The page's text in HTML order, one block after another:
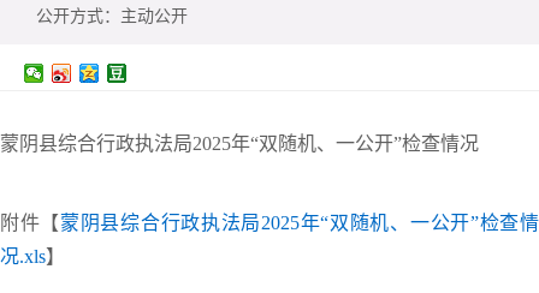
公开方式： 主动公开
蒙阴县综合行政执法局2025年“双随机、一公开”检查情况
附件【蒙阴县综合行政执法局2025年“双随机、一公开”检查情
况.xls】